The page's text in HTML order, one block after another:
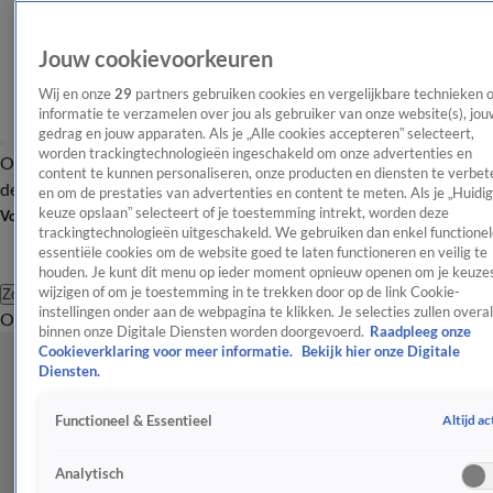
OverzichtAfleveringen Entertainment TV Algemeen
Tip
de redactieNieuwsbrief
Volg Shownieuws
Zoeken
OverzichtEntertainmentSpraakmakendRealityCrimeVideo's
Jouw cookievoorkeuren
Wij en onze 29 partners gebruiken cookies en vergelijkbare technieken
informatie te verzamelen over jou als gebruiker van onze website(s),
gedrag en jouw apparaten. Als je „Alle cookies accepteren” selecteert,
worden trackingtechnologieën ingeschakeld om onze advertenties en
content te kunnen personaliseren, onze producten en diensten te
en om de prestaties van advertenties en content te meten. Als je
keuze opslaan” selecteert of je toestemming intrekt, worden deze
trackingtechnologieën uitgeschakeld. We gebruiken dan enkel
essentiële cookies om de website goed te laten functioneren en veilig te
houden. Je kunt dit menu op ieder moment opnieuw openen om je
wijzigen of om je toestemming in te trekken door op de link Cookie-
instellingen onder aan de webpagina te klikken. Je selecties zullen overal
binnen onze Digitale Diensten worden doorgevoerd. Raadpleeg onze
Cookieverklaring voor meer informatie.
Bekijk hier onze Digitale
Diensten.
Functioneel & Essentieel Altijd
Analytisch